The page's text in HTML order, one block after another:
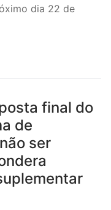
dia 22 de
final do
de
ser